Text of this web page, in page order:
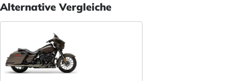
Alternative Vergleiche